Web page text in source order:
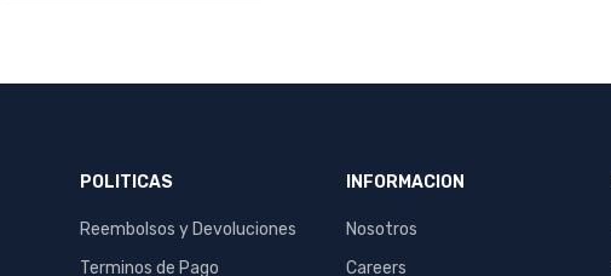
POLITICAS
Reembolsos y Devoluciones
Terminos de Pago
INFORMACION
Nosotros
Careers